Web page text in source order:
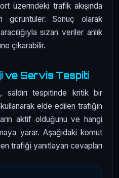
üzerindeki trafik akışında
görüntüler. Sonuç olarak
sızan veriler anlık
çıkarabilir.
ve Servis Tespiti
saldırı tespitinde kritik bir
elde edilen trafiğin
aktif olduğunu ve hangi
yarar. Aşağıdaki komut
trafiği yanıtlayan cevapları